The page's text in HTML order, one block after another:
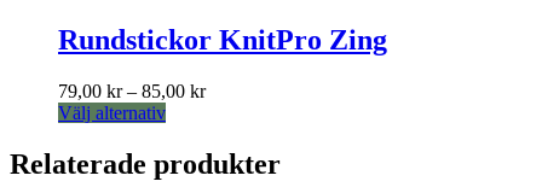
har
flera
De
olika
kan
Rundstickor KnitPro Zing
79,00 kr – 85,00 krPrisintervall:
85,00 kr
Välj alternativDen
produkten
har
Relaterade produkter